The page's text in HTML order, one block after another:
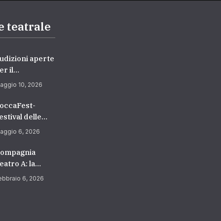
teatrale
aperte
il
di
di
2027) |
di
a
10, 2026
delle
Sceniche
6, 2026
A: la
2026
6, 2026